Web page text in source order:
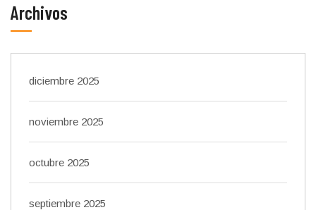
Archivos
diciembre 2025
noviembre 2025
octubre 2025
septiembre 2025